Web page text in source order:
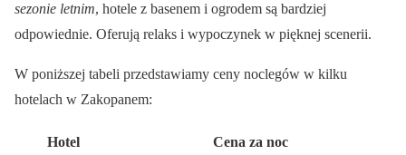
sezonie letnim, hotele z basenem i ogrodem są bardziej
odpowiednie. Oferują relaks i wypoczynek w pięknej scenerii.
W poniższej tabeli przedstawiamy ceny noclegów w kilku
hotelach w Zakopanem:
Hotel
Cena za noc